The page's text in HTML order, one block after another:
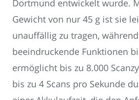
Dortmund entwickelt wurde.
Gewicht von nur 45 g ist sie
unauffällig zu tragen,
beeindruckende Funktionen
ermöglicht bis zu 8.000
bis zu 4 Scans pro Sekunde